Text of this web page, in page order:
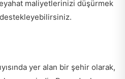
maliyetlerinizi düşürmek
destekleyebilirsiniz.
yer alan bir şehir olarak,